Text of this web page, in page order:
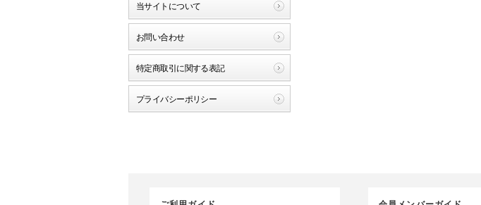
当サイトについて
お問い合わせ
特定商取引に関する表記
プライバシーポリシー